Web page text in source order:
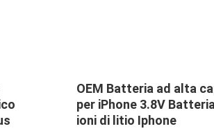
Batteria ABS PC ad alta
capacità per iPhone Batteria
agli ioni di litio nera